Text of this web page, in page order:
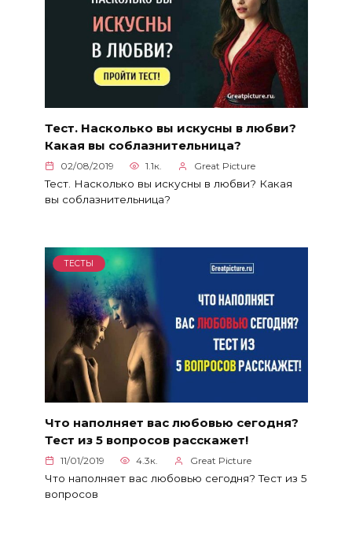
Тест. Насколько вы искусны в любви?
Какая вы соблазнительница?
02/08/2019 1.1к. Great Picture
Тест. Насколько вы искусны в любви? Какая
вы соблазнительница?
ТЕСТЫ
Что наполняет вас любовью сегодня?
Тест из 5 вопросов расскажет!
11/01/2019 4.3к. Great Picture
Что наполняет вас любовью сегодня? Тест из 5
вопросов